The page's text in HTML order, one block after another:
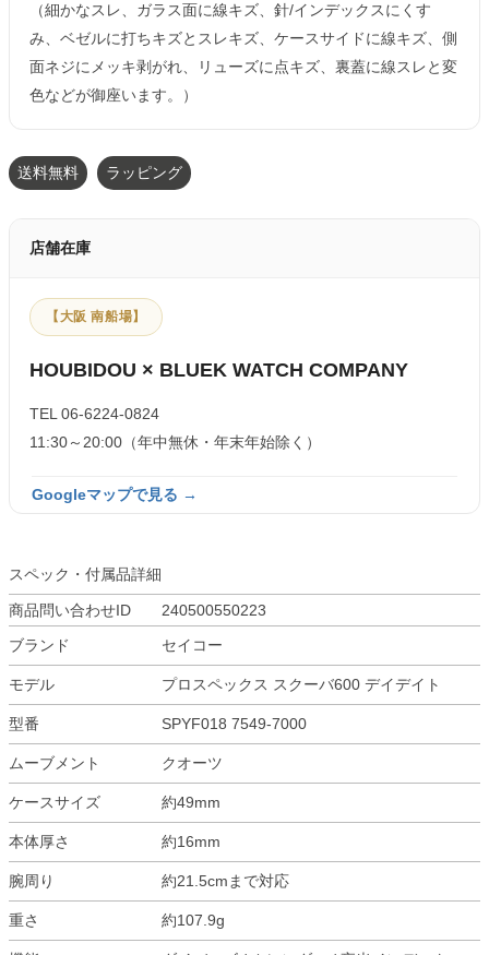
（細かなスレ、ガラス面に線キズ、針/インデックスにくす
み、ベゼルに打ちキズとスレキズ、ケースサイドに線キズ、側
面ネジにメッキ剥がれ、リューズに点キズ、裏蓋に線スレと変
色などが御座います。）
送料無料 ラッピング
店舗在庫
【大阪 南船場】
HOUBIDOU × BLUEK WATCH COMPANY
TEL 06-6224-0824
11:30～20:00（年中無休・年末年始除く）
Googleマップで見る →
スペック・付属品詳細
商品問い合わせID
240500550223
ブランド
セイコー
モデル プロスペックス スクーバ600 デイデイト
型番 SPYF018 7549-7000
ムーブメント クオーツ
ケースサイズ 約49mm
本体厚さ 約16mm
腕周り 約21.5cmまで対応
重さ 約107.9g